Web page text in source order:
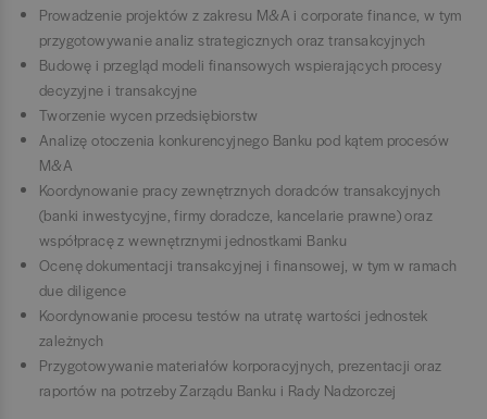
Prowadzenie projektów z zakresu M&A i corporate finance, w tym
przygotowywanie analiz strategicznych oraz transakcyjnych
Budowę i przegląd modeli finansowych wspierających procesy
decyzyjne i transakcyjne
Tworzenie wycen przedsiębiorstw
Analizę otoczenia konkurencyjnego Banku pod kątem procesów
M&A
Koordynowanie pracy zewnętrznych doradców transakcyjnych
(banki inwestycyjne, firmy doradcze, kancelarie prawne) oraz
współpracę z wewnętrznymi jednostkami Banku
Ocenę dokumentacji transakcyjnej i finansowej, w tym w ramach
due diligence
Koordynowanie procesu testów na utratę wartości jednostek
zależnych
Przygotowywanie materiałów korporacyjnych, prezentacji oraz
raportów na potrzeby Zarządu Banku i Rady Nadzorczej